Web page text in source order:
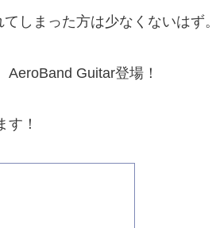
しまった方は少なくないはず。
Guitar登場！
！